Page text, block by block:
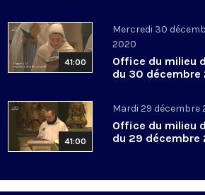
41:00
Mercredi 30
2020
Office du milieu
du 30 décembre
41:00
Mardi 29 décembre
Office du milieu
du 29 décembre